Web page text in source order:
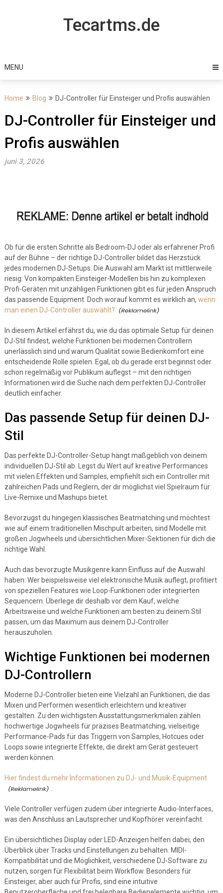
Tecartms.de
MENU
Home Blog DJ-Controller für Einsteiger und Profis auswählen
DJ-Controller für Einsteiger und
Profis auswählen
juni 3, 2026
Ob für die ersten Schritte als Bedroom-DJ oder als erfahrener Profi
auf der Bühne – der richtige DJ-Controller bildet das Herzstück
jedes modernen DJ-Setups. Die Auswahl am Markt ist mittlerweile
riesig: Von kompakten Einsteiger-Modellen bis hin zu komplexen
Profi-Geräten mit unzähligen Funktionen gibt es für jeden Anspruch
das passende Equipment. Doch worauf kommt es wirklich an, wenn
man einen DJ-Controller auswählt?
In diesem Artikel erfährst du, wie du das optimale Setup für deinen
DJ-Stil findest, welche Funktionen bei modernen Controllern
unerlässlich sind und warum Qualität sowie Bedienkomfort eine
entscheidende Rolle spielen. Egal, ob du gerade erst beginnst oder
schon regelmäßig vor Publikum auflegst – mit den richtigen
Informationen wird die Suche nach dem perfekten DJ-Controller
deutlich einfacher.
Das passende Setup für deinen DJ-
Stil
Das perfekte DJ-Controller-Setup hängt maßgeblich von deinem
individuellen DJ-Stil ab. Legst du Wert auf kreative Performances
mit vielen Effekten und Samples, empfiehlt sich ein Controller mit
zahlreichen Pads und Reglern, der dir möglichst viel Spielraum für
Live-Remixe und Mashups bietet.
Bevorzugst du hingegen klassisches Beatmatching und möchtest
wie auf einem traditionellen Mischpult arbeiten, sind Modelle mit
großen Jogwheels und übersichtlichen Mixer-Sektionen für dich die
richtige Wahl.
Auch das bevorzugte Musikgenre kann Einfluss auf die Auswahl
haben: Wer beispielsweise viel elektronische Musik auflegt, profitiert
von speziellen Features wie Loop-Funktionen oder integrierten
Sequencern. Überlege dir deshalb vor dem Kauf, welche
Arbeitsweise und welche Funktionen am besten zu deinem Stil
passen, um das Maximum aus deinem DJ-Controller
herauszuholen.
Wichtige Funktionen bei modernen
DJ-Controllern
Moderne DJ-Controller bieten eine Vielzahl an Funktionen, die das
Mixen und Performen wesentlich erleichtern und kreativer
gestalten. Zu den wichtigsten Ausstattungsmerkmalen zählen
hochwertige Jogwheels für präzises Beatmatching, vielseitige
Performance-Pads für das Triggern von Samples, Hotcues oder
Loops sowie integrierte Effekte, die direkt am Gerät gesteuert
werden können.
Hier findest du mehr Informationen zu DJ- und Musik-Equipment
Viele Controller verfügen zudem über integrierte Audio-Interfaces,
was den Anschluss an Lautsprecher und Kopfhörer vereinfacht.
Ein übersichtliches Display oder LED-Anzeigen helfen dabei, den
Überblick über Tracks und Einstellungen zu behalten. MIDI-
Kompatibilität und die Möglichkeit, verschiedene DJ-Software zu
nutzen, sorgen für Flexibilität beim Workflow. Besonders für
Einsteiger, aber auch für Profis, sind eine intuitive